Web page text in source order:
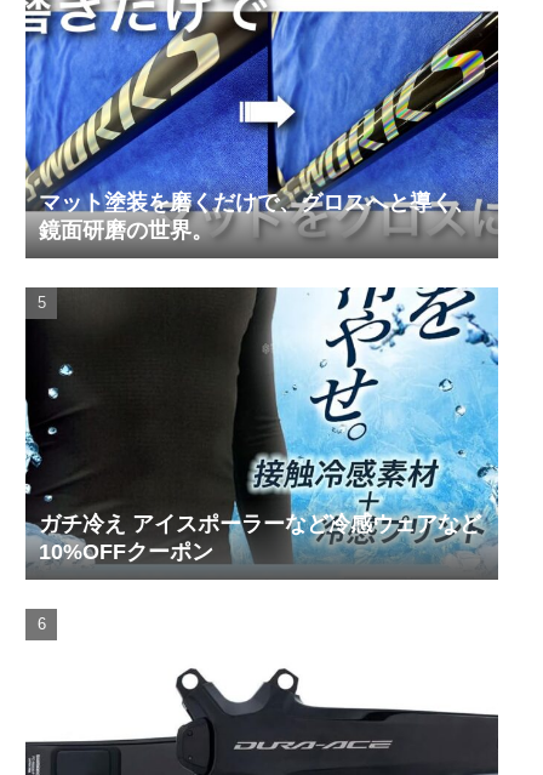
マット塗装を磨くだけで、グロスへと導く、
鏡面研磨の世界。
ガチ冷え アイスポーラーなど冷感ウェアなど
10%OFFクーポン